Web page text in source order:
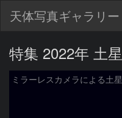
天体写真ギャラリー
特集 2022年 土星
ミラーレスカメラによる土星